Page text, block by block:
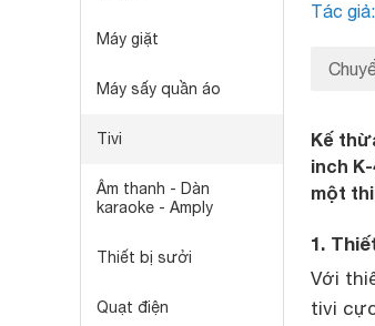
Máy giặt
Máy sấy quần áo
Tivi
Âm thanh - Dàn
karaoke - Amply
Thiết bị sưởi
Quạt điện
Tác
Kế
inch
một
1.
Với
tivi